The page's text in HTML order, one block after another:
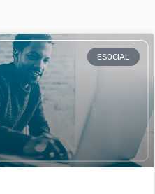
ESOCIAL